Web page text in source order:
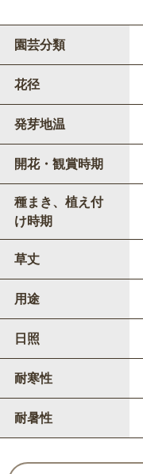
園芸分類
花径
発芽地温
開花・観賞時期
種まき、植え付
け時期
草丈
用途
日照
耐寒性
耐暑性